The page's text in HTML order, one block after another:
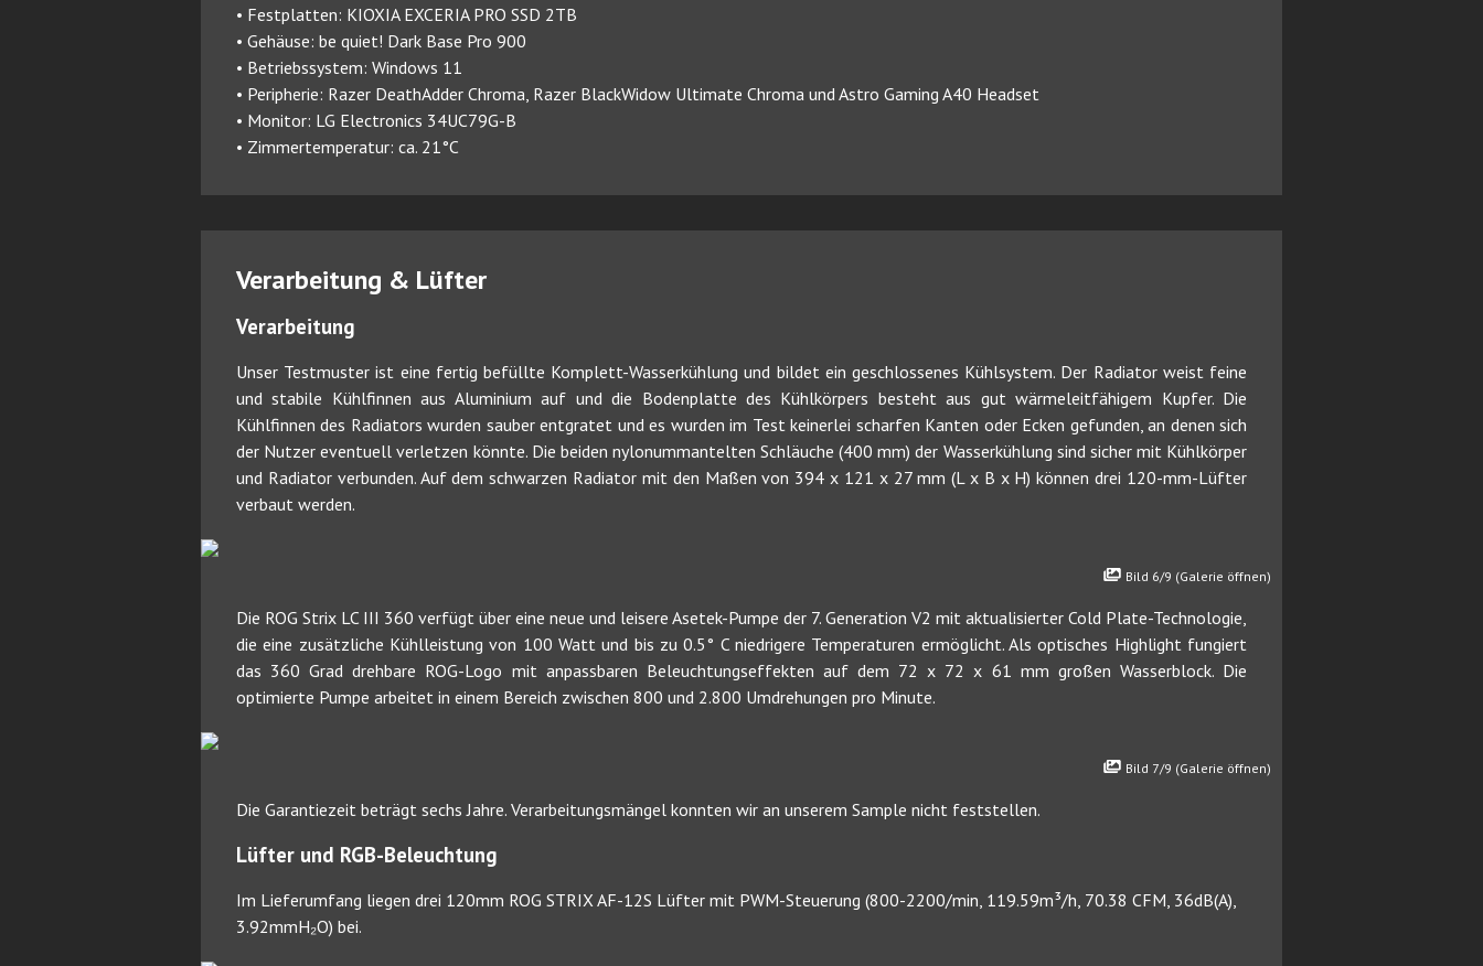
• Festplatten: KIOXIA EXCERIA PRO SSD 2TB
• Gehäuse: be quiet! Dark Base Pro 900
• Betriebssystem: Windows 11
• Peripherie: Razer DeathAdder Chroma, Razer BlackWidow Ultimate Chroma und Astro Gaming A40 Headset
• Monitor: LG Electronics 34UC79G-B
• Zimmertemperatur: ca. 21°C
Verarbeitung & Lüfter
Verarbeitung
Unser Testmuster ist eine fertig befüllte Komplett-Wasserkühlung und bildet ein geschlossenes Kühlsystem. Der Radiator weist feine
und stabile Kühlfinnen aus Aluminium auf und die Bodenplatte des Kühlkörpers besteht aus gut wärmeleitfähigem Kupfer. Die
Kühlfinnen des Radiators wurden sauber entgratet und es wurden im Test keinerlei scharfen Kanten oder Ecken gefunden, an denen sich
der Nutzer eventuell verletzen könnte. Die beiden nylonummantelten Schläuche (400 mm) der Wasserkühlung sind sicher mit Kühlkörper
und Radiator verbunden. Auf dem schwarzen Radiator mit den Maßen von 394 x 121 x 27 mm (L x B x H) können drei 120-mm-Lüfter
verbaut werden.
Bild 6/9 (Galerie öffnen)
Die ROG Strix LC III 360 verfügt über eine neue und leisere Asetek-Pumpe der 7. Generation V2 mit aktualisierter Cold Plate-Technologie,
die eine zusätzliche Kühlleistung von 100 Watt und bis zu 0.5° C niedrigere Temperaturen ermöglicht. Als optisches Highlight fungiert
das 360 Grad drehbare ROG-Logo mit anpassbaren Beleuchtungseffekten auf dem 72 x 72 x 61 mm großen Wasserblock. Die
optimierte Pumpe arbeitet in einem Bereich zwischen 800 und 2.800 Umdrehungen pro Minute.
Bild 7/9 (Galerie öffnen)
Die Garantiezeit beträgt sechs Jahre. Verarbeitungsmängel konnten wir an unserem Sample nicht feststellen.
Lüfter und RGB-Beleuchtung
Im Lieferumfang liegen drei 120mm ROG STRIX AF-12S Lüfter mit PWM-Steuerung (800-2200/min, 119.59m³/h, 70.38 CFM, 36dB(A),
3.92mmH₂O) bei.